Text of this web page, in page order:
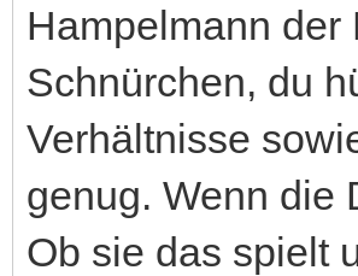
Hampelmann der
Schnürchen, du
Verhältnisse
genug. Wenn die
Ob sie das spielt